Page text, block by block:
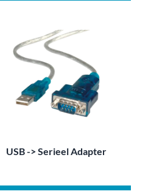
USB -> Serieel Adapter